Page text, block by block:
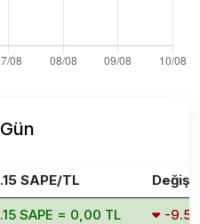
SAPE/TL
SAPE = 0,00 TL -